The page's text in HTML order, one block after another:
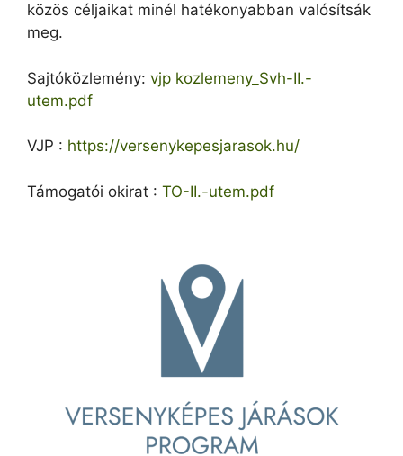
közös céljaikat minél hatékonyabban valósítsák
meg.
Sajtóközlemény: vjp kozlemeny_Svh-II.-
utem.pdf
VJP : https://versenykepesjarasok.hu/
Támogatói okirat : TO-II.-utem.pdf